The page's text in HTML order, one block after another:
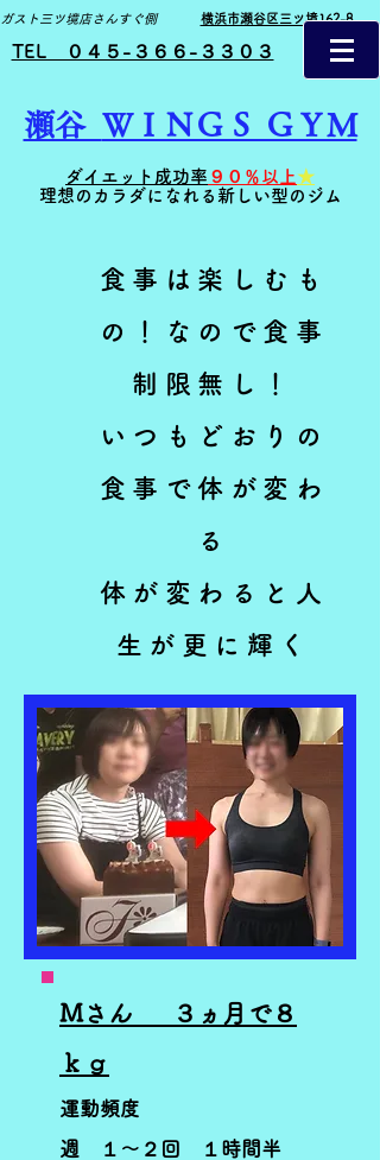
TEL ０４５-３６６-３３０３
ガスト三ツ境店さんすぐ側 横浜市瀬谷区三ツ境162-8
瀬谷 ＷＩＮＧＳ ＧＹＭ
ダイエット成功率 ９０％以上★
理想のカラダになれる新しい型のジム
食事は楽しむも
の！なので食事
制限無し！
いつもどおりの
食事で体が変わ
る
体が変わると人
生が更に輝く
Mさん ​ ３ヵ月で８
ｋｇ
運動頻度
週 １～２回 １時間半